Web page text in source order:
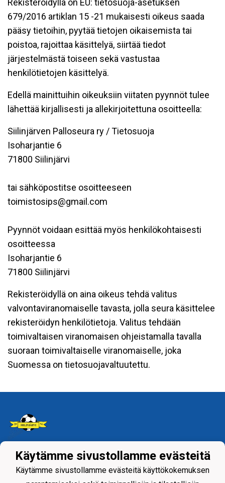
Rekisteröidyllä on EU: tietosuoja-asetuksen
679/2016 artiklan 15 -21 mukaisesti oikeus saada
pääsy tietoihin, pyytää tietojen oikaisemista tai
poistoa, rajoittaa käsittelyä, siirtää tiedot
järjestelmästä toiseen sekä vastustaa
henkilötietojen käsittelyä.
Edellä mainittuihin oikeuksiin viitaten pyynnöt tulee
lähettää kirjallisesti ja allekirjoitettuna osoitteella:
Siilinjärven Palloseura ry / Tietosuoja
Isoharjantie 6
71800 Siilinjärvi
tai sähköpostitse osoitteeseen
toimistosips@gmail.com
Pyynnöt voidaan esittää myös henkilökohtaisesti
osoitteessa
Isoharjantie 6
71800 Siilinjärvi
Rekisteröidyllä on aina oikeus tehdä valitus
valvontaviranomaiselle tavasta, jolla seura käsittelee
rekisteröidyn henkilötietoja. Valitus tehdään
toimivaltaisen viranomaisen ohjeistamalla tavalla
suoraan toimivaltaiselle viranomaiselle, joka
Suomessa on tietosuojavaltuutettu.
Tietosuojaseloste
Käytämme sivustollamme evästeitä
Käytämme sivustollamme evästeitä käyttökokemuksen